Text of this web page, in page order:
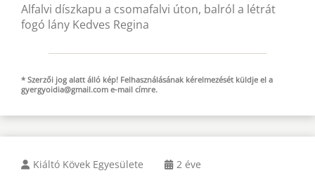
Alfalvi díszkapu a csomafalvi úton, balról a létrát
fogó lány Kedves Regina
* Szerzői jog alatt álló kép! Felhasználásának kérelmezését küldje el a
gyergyoidia@gmail.com e-mail címre.
Kiáltó Kövek Egyesülete 2 éve